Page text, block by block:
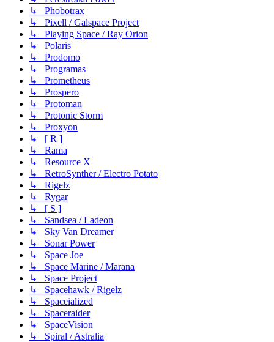
↳ Phobotrax
↳ Pixell / Galspace Project
↳ Playing Space / Ray Orion
↳ Polaris
↳ Prodomo
↳ Programas
↳ Prometheus
↳ Prospero
↳ Protoman
↳ Protonic Storm
↳ Proxyon
↳ [ R ]
↳ Rama
↳ Resource X
↳ RetroSynther / Electro Potato
↳ Rigelz
↳ Rygar
↳ [ S ]
↳ Sandsea / Ladeon
↳ Sky Van Dreamer
↳ Sonar Power
↳ Space Joe
↳ Space Marine / Marana
↳ Space Project
↳ Spacehawk / Rigelz
↳ Spaceialized
↳ Spaceraider
↳ SpaceVision
↳ Spiral / Astralia